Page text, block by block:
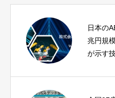
日本の
兆円規
が示す